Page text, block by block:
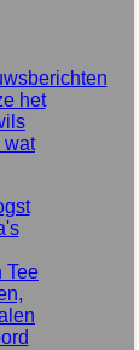
het
wat
Tee